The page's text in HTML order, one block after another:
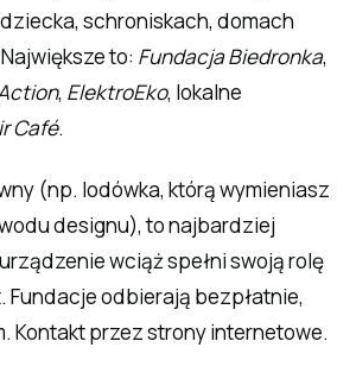
schroniskach, domach
to: Fundacja Biedronka,
, ElektroEko, lokalne
Café.
(np. lodówka, którą wymieniasz
designu), to najbardziej
wciąż spełni swoją rolę
Fundacje odbierają bezpłatnie,
Kontakt przez strony internetowe.